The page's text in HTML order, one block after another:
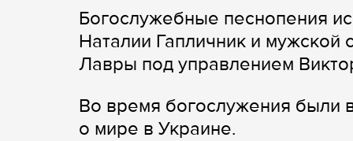
Богослужебные песнопения
Наталии Гапличник и
Лавры под управлением
Во время богослужения были
о мире в Украине.